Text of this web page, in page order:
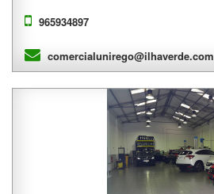
965934897
comercialunirego@ilhaverde.com